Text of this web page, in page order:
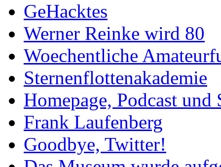
GeHacktes
Werner Reinke wird 80
Woechentliche
Sternenflottenakademie
Homepage, Podcast
Frank Laufenberg
Goodbye, Twitter!